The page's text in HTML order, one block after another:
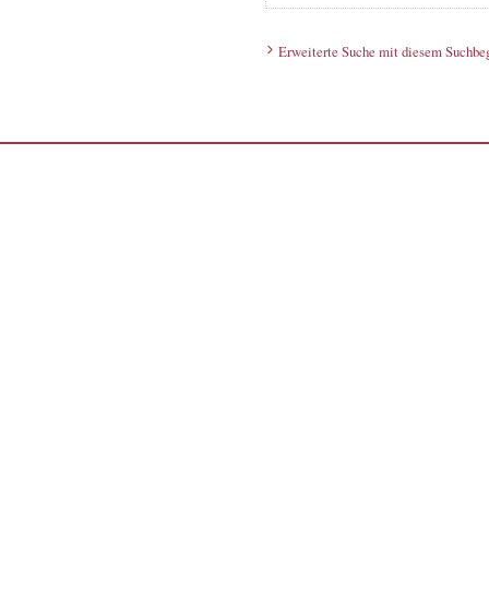
Erweiterte Suche mit diesem